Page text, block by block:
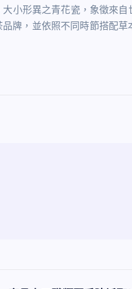
小形異之青花瓷，象徵來自
品牌，並依照不同時節搭配